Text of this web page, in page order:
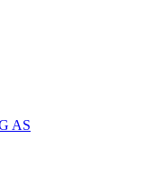
AS